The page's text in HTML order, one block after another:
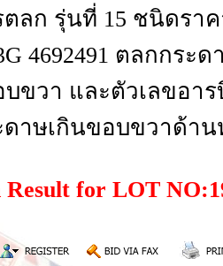
ลก รุ่นที่ 15 ชนิดรา
4692491 ตลกกร
บขวา และตัวเลขอ
ดาษเกินขอบขวาด้า
Result for LOT